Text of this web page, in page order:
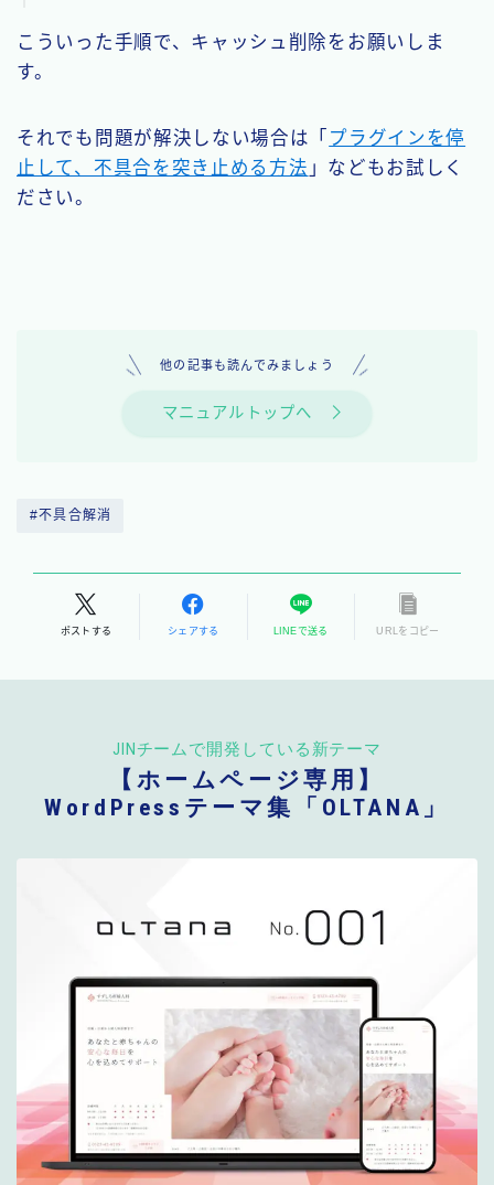
こういった手順で、キャッシュ削除をお願いしま
す。
それでも問題が解決しない場合は「 プラグインを停
止して、不具合を突き止める方法 」などもお試しく
ださい。
他の記事も読んでみましょう
マニュアルトップへ
#不具合解消
ポストする シェアする LINEで送る URLをコピー
JINチームで開発している新テーマ
【ホームページ専用】
WordPressテーマ集「OLTANA」